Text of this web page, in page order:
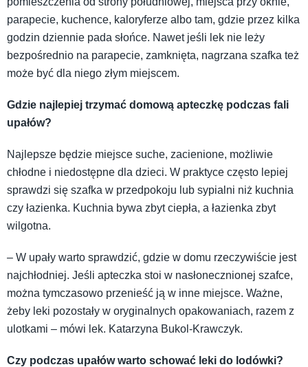
parapecie, kuchence, kaloryferze albo tam, gdzie przez kilka
godzin dziennie pada słońce. Nawet jeśli lek nie leży
bezpośrednio na parapecie, zamknięta, nagrzana szafka też
może być dla niego złym miejscem.
Gdzie najlepiej trzymać domową apteczkę podczas fali
upałów?
Najlepsze będzie miejsce suche, zacienione, możliwie
chłodne i niedostępne dla dzieci. W praktyce często lepiej
sprawdzi się szafka w przedpokoju lub sypialni niż kuchnia
czy łazienka. Kuchnia bywa zbyt ciepła, a łazienka zbyt
wilgotna.
– W upały warto sprawdzić, gdzie w domu rzeczywiście jest
najchłodniej. Jeśli apteczka stoi w nasłonecznionej szafce,
można tymczasowo przenieść ją w inne miejsce. Ważne,
żeby leki pozostały w oryginalnych opakowaniach, razem z
ulotkami – mówi lek. Katarzyna Bukol-Krawczyk.
Czy podczas upałów warto schować leki do lodówki?